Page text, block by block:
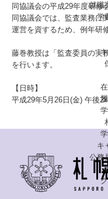
就職
学
キ
公務
同協議会の平成29年度研修
同協議会では、監査業務に
運営を資するため、例年研
藤巻教授は「監査委員の実
を行います。
【日時】
平成29年5月26日(金) 午後2